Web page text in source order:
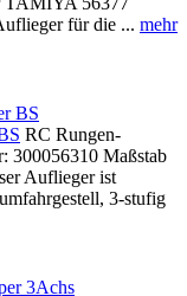
für die ... mehr
RC Rungen-
300056310 Maßstab
Auflieger ist
3-stufig